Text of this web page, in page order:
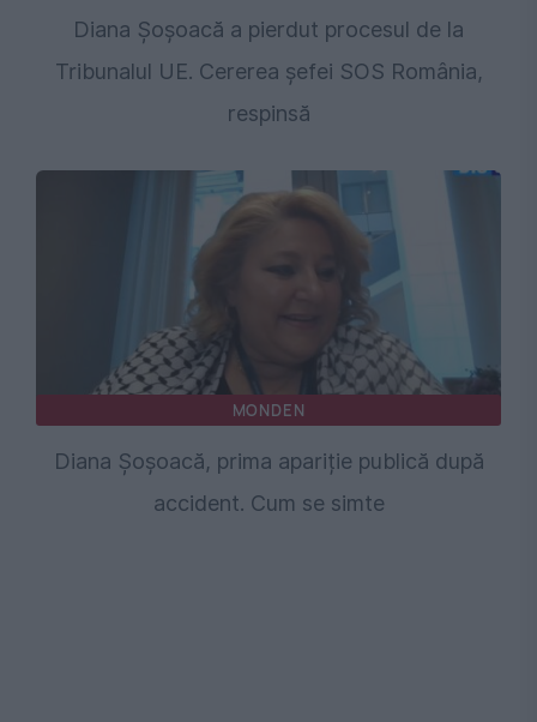
Diana Șoșoacă a pierdut procesul de la
Tribunalul UE. Cererea șefei SOS România,
respinsă
MONDEN
Diana Șoșoacă, prima apariție publică după
accident. Cum se simte